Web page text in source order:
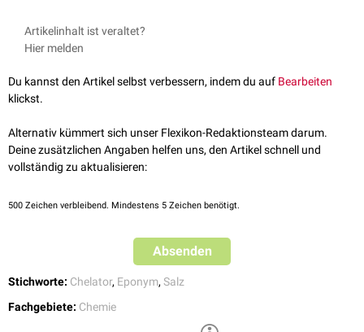
Artikelinhalt ist veraltet?
Hier melden
Du kannst den Artikel selbst verbessern, indem du auf Bearbeiten
klickst.
Alternativ kümmert sich unser Flexikon-Redaktionsteam darum.
Deine zusätzlichen Angaben helfen uns, den Artikel schnell und
vollständig zu aktualisieren:
500 Zeichen verbleibend. Mindestens 5 Zeichen benötigt.
Absenden
Stichworte: Chelator, Eponym, Salz
Fachgebiete: Chemie